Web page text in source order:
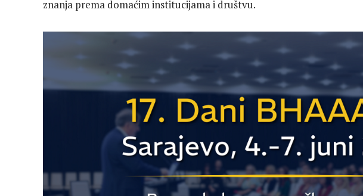
znanja prema domaćim institucijama i društvu.